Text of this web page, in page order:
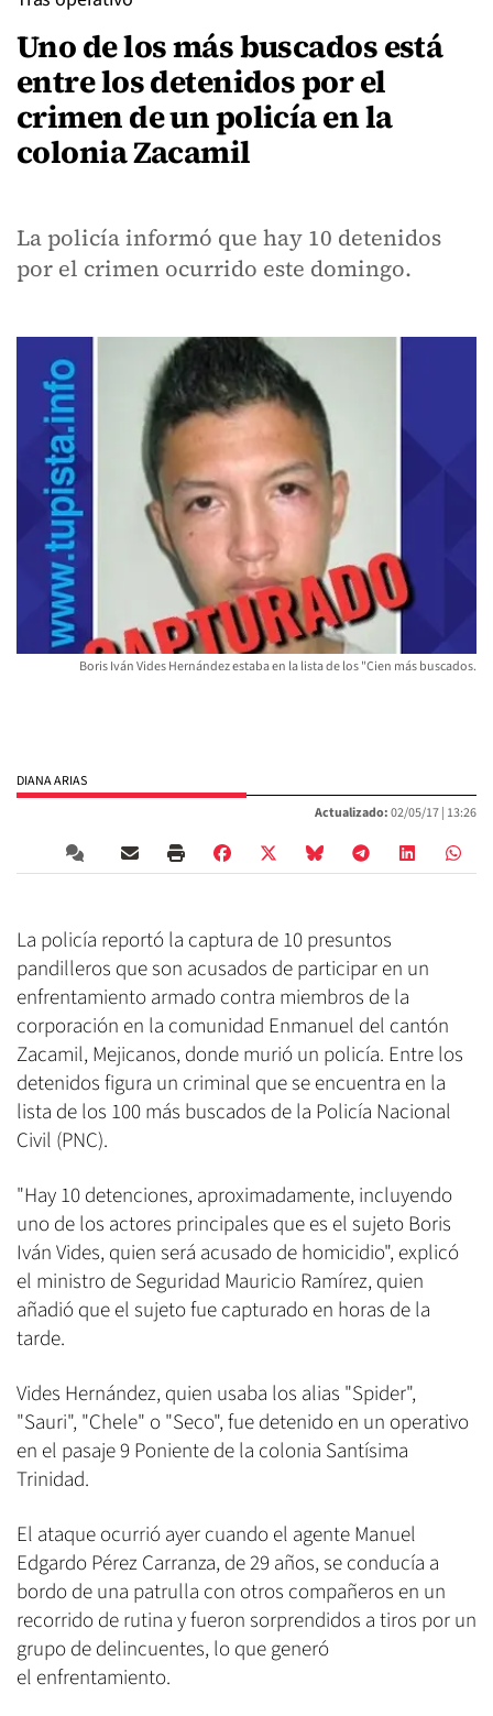
Uno de los más buscados está
entre los detenidos por el
crimen de un policía en la
colonia Zacamil
La policía informó que hay 10 detenidos
por el crimen ocurrido este domingo.
Boris Iván Vides Hernández estaba en la lista de los "Cien más buscados.
DIANA ARIAS
Actualizado:02/05/17 | 13:26
La policía reportó la captura de 10 presuntos
pandilleros que son acusados de participar en un
enfrentamiento armado contra miembros de la
corporación en la comunidad Enmanuel del cantón
Zacamil, Mejicanos, donde murió un policía. Entre los
detenidos figura un criminal que se encuentra en la
lista de los 100 más buscados de la Policía Nacional
Civil (PNC).
"Hay 10 detenciones, aproximadamente, incluyendo
uno de los actores principales que es el sujeto Boris
Iván Vides, quien será acusado de homicidio", explicó
el ministro de Seguridad Mauricio Ramírez, quien
añadió que el sujeto fue capturado en horas de la
tarde.
Vides Hernández, quien usaba los alias "Spider",
"Sauri", "Chele" o "Seco", fue detenido en un operativo
en el pasaje 9 Poniente de la colonia Santísima
Trinidad.
El ataque ocurrió ayer cuando el agente Manuel
Edgardo Pérez Carranza, de 29 años, se conducía a
bordo de una patrulla con otros compañeros en un
recorrido de rutina y fueron sorprendidos a tiros por un
grupo de delincuentes, lo que generó
el enfrentamiento.